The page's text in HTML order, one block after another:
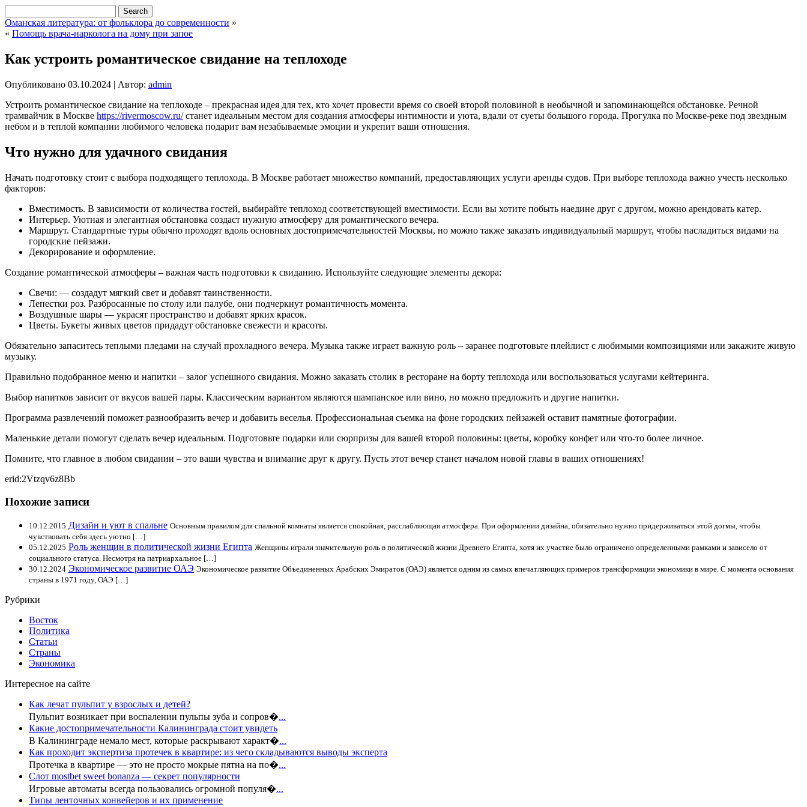
Оманская литература: от фольклора до современности »
« Помощь врача-нарколога на дому при запое
Как устроить романтическое свидание на теплоходе
Опубликовано 03.10.2024 | Автор: admin
Устроить романтическое свидание на теплоходе – прекрасная идея для тех, кто хочет провести время со своей второй половиной в необычной и запоминающейся обстановке. Речной
трамвайчик в Москве https://rivermoscow.ru/станет идеальным местом для создания атмосферы интимности и уюта, вдали от суеты большого города. Прогулка по Москве-реке под звездным
небом и в теплой компании любимого человека подарит вам незабываемые эмоции и укрепит ваши отношения.
Что нужно для удачного свидания
Начать подготовку стоит с выбора подходящего теплохода. В Москве работает множество компаний, предоставляющих услуги аренды судов. При выборе теплохода важно учесть несколько
факторов:
Вместимость. В зависимости от количества гостей, выбирайте теплоход соответствующей вместимости. Если вы хотите побыть наедине друг с другом, можно арендовать катер.
Интерьер. Уютная и элегантная обстановка создаст нужную атмосферу для романтического вечера.
Маршрут. Стандартные туры обычно проходят вдоль основных достопримечательностей Москвы, но можно также заказать индивидуальный маршрут, чтобы насладиться видами на
городские пейзажи.
Декорирование и оформление.
Создание романтической атмосферы – важная часть подготовки к свиданию. Используйте следующие элементы декора:
Свечи: — создадут мягкий свет и добавят таинственности.
Лепестки роз. Разбросанные по столу или палубе, они подчеркнут романтичность момента.
Воздушные шары — украсят пространство и добавят ярких красок.
Цветы. Букеты живых цветов придадут обстановке свежести и красоты.
Обязательно запаситесь теплыми пледами на случай прохладного вечера. Музыка также играет важную роль – заранее подготовьте плейлист с любимыми композициями или закажите живую
музыку.
Правильно подобранное меню и напитки – залог успешного свидания. Можно заказать столик в ресторане на борту теплохода или воспользоваться услугами кейтеринга.
Выбор напитков зависит от вкусов вашей пары. Классическим вариантом являются шампанское или вино, но можно предложить и другие напитки.
Программа развлечений поможет разнообразить вечер и добавить веселья. Профессиональная съемка на фоне городских пейзажей оставит памятные фотографии.
Маленькие детали помогут сделать вечер идеальным. Подготовьте подарки или сюрпризы для вашей второй половины: цветы, коробку конфет или что-то более личное.
Помните, что главное в любом свидании – это ваши чувства и внимание друг к другу. Пусть этот вечер станет началом новой главы в ваших отношениях!
erid:2Vtzqv6z8Bb
Похожие записи
10.12.2015 Дизайн и уют в спальне Основным правилом для спальной комнаты является спокойная, расслабляющая атмосфера. При оформлении дизайна, обязательно нужно придерживаться этой догмы, чтобы
чувствовать себя здесь уютно […]
05.12.2025 Роль женщин в политической жизни Египта Женщины играли значительную роль в политической жизни Древнего Египта, хотя их участие было ограничено определенными рамками и зависело от
социального статуса. Несмотря на патриархальное […]
30.12.2024 Экономическое развитие ОАЭ Экономическое развитие Объединенных Арабских Эмиратов (ОАЭ) является одним из самых впечатляющих примеров трансформации экономики в мире. С момента основания
страны в 1971 году, ОАЭ […]
Рубрики
Восток
Политика
Статьи
Страны
Экономика
Интересное на сайте
Как лечат пульпит у взрослых и детей?
Пульпит возникает при воспалении пульпы зуба и сопров�...
Какие достопримечательности Калининграда стоит увидеть
В Калининграде немало мест, которые раскрывают характ�...
Как проходит экспертиза протечек в квартире: из чего складываются выводы эксперта
Протечка в квартире — это не просто мокрые пятна на по�...
Слот mostbet sweet bonanza — секрет популярности
Игровые автоматы всегда пользовались огромной популя�...
Типы ленточных конвейеров и их применение